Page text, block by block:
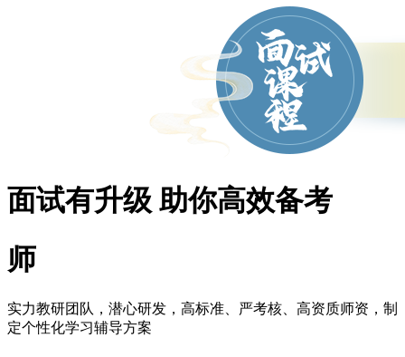
面试有升级 助你高效备考
师
实力教研团队，潜心研发，高标准、严考核、高资质师资，制
定个性化学习辅导方案